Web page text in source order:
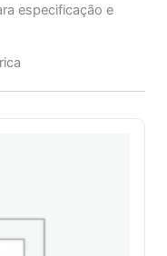
especificação e